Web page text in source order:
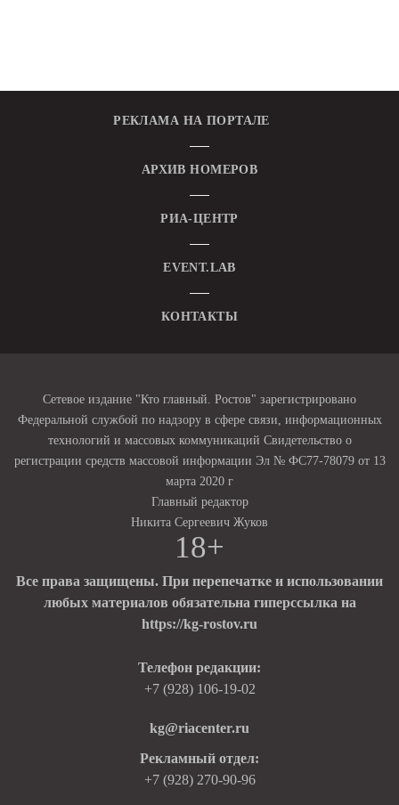
РЕКЛАМА НА ПОРТАЛЕ
АРХИВ НОМЕРОВ
РИА-ЦЕНТР
EVENT.LAB
КОНТАКТЫ
Сетевое издание "Кто главный. Ростов" зарегистрировано
Федеральной службой по надзору в сфере связи, информационных
технологий и массовых коммуникаций Свидетельство о
регистрации средств массовой информации Эл № ФС77-78079 от 13
марта 2020 г
Главный редактор
Никита Сергеевич Жуков
18+
Все права защищены. При перепечатке и использовании
любых материалов обязательна гиперссылка на
https://kg-rostov.ru
Телефон редакции:
+7 (928) 106-19-02
kg@riacenter.ru
Рекламный отдел:
+7 (928) 270-90-96